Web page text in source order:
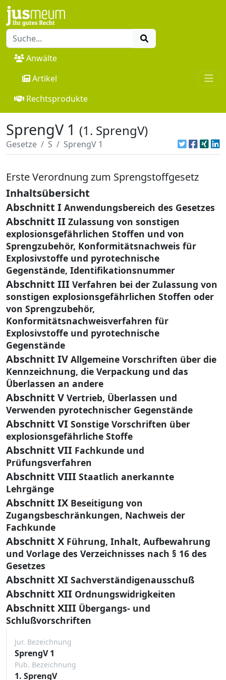
Anwälte
Artikel
Rechtsprodukte
SprengV 1 (1. SprengV)
Gesetze S SprengV 1
Erste Verordnung zum Sprengstoffgesetz
Inhaltsübersicht
Abschnitt I Anwendungsbereich des Gesetzes
Abschnitt II Zulassung von sonstigen
explosionsgefährlichen Stoffen und von
Sprengzubehör, Konformitätsnachweis für
Explosivstoffe und pyrotechnische
Gegenstände, Identifikationsnummer
Abschnitt III Verfahren bei der Zulassung von
sonstigen explosionsgefährlichen Stoffen oder
von Sprengzubehör,
Konformitätsnachweisverfahren für
Explosivstoffe und pyrotechnische
Gegenstände
Abschnitt IV Allgemeine Vorschriften über die
Kennzeichnung, die Verpackung und das
Überlassen an andere
Abschnitt V Vertrieb, Überlassen und
Verwenden pyrotechnischer Gegenstände
Abschnitt VI Sonstige Vorschriften über
explosionsgefährliche Stoffe
Abschnitt VII Fachkunde und
Prüfungsverfahren
Abschnitt VIII Staatlich anerkannte
Lehrgänge
Abschnitt IX Beseitigung von
Zugangsbeschränkungen, Nachweis der
Fachkunde
Abschnitt X Führung, Inhalt, Aufbewahrung
und Vorlage des Verzeichnisses nach § 16 des
Gesetzes
Abschnitt XI Sachverständigenausschuß
Abschnitt XII Ordnungswidrigkeiten
Abschnitt XIII Übergangs- und
Schlußvorschriften
Jur. Bezeichnung
SprengV 1
Pub. Bezeichnung
1. SprengV